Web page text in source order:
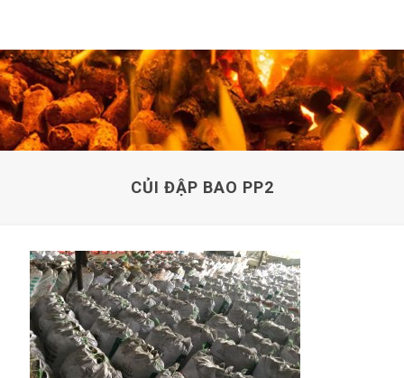
CỦI ĐẬP BAO PP2